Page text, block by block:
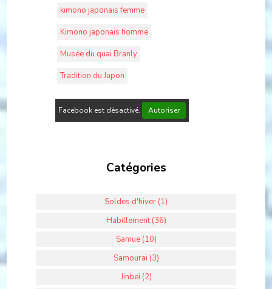
kimono japonais femme
Kimono japonais homme
Musée du quai Branly
Tradition du Japon
Facebook est désactivé. Autoriser
Catégories
Soldes d'hiver (1)
Habillement (36)
Samue (10)
Samourai (3)
Jinbei (2)